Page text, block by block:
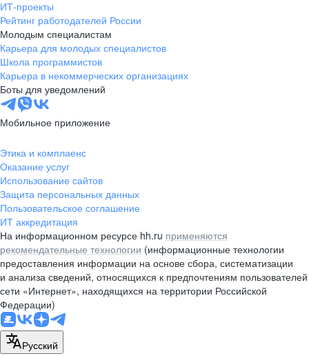
помещение 21
+7 383 207-94-64
pr@nsk.hh.ru
Минск
пр-т Дзержинского, д. 57,
10 этаж, помещение 45-1
pr@rabota.by
Алматы
пр. Абая, д. 151, БЦ Алатау,
12 этаж, офис 1209
+7 727 232-13-13
pr@headhunter.com.kz
ИТ-проекты
Рейтинг работодателей России
Молодым специалистам
Карьера для молодых специалистов
Школа программистов
Карьера в некоммерческих организациях
Боты для уведомлений
Мобильное приложение
Этика и комплаенс
Оказание услуг
Использование сайтов
Защита персональных данных
Пользовательское соглашение
ИТ аккредитация
На информационном ресурсе hh.ru применяются
рекомендательные технологии (информационные технологии
предоставления информации на основе сбора, систематизации
и анализа сведений, относящихся к предпочтениям пользователей
сети «Интернет», находящихся на территории Российской
Федерации)
Русский